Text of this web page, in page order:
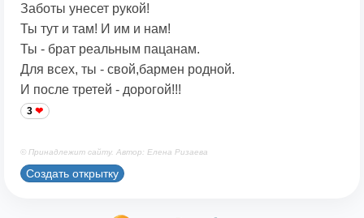
Заботы унесет рукой!
Ты тут и там! И им и нам!
Ты - брат реальным пацанам.
Для всех, ты - свой,бармен родной.
И после третей - дорогой!!!
3
© Принадлежит сайту. Автор: Елена Ризаева
Создать открытку